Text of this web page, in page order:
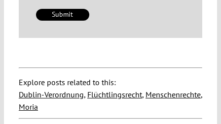
Explore posts related to this:
Dublin-Verordnung, Flüchtlingsrecht, Menschenrechte,
Moria